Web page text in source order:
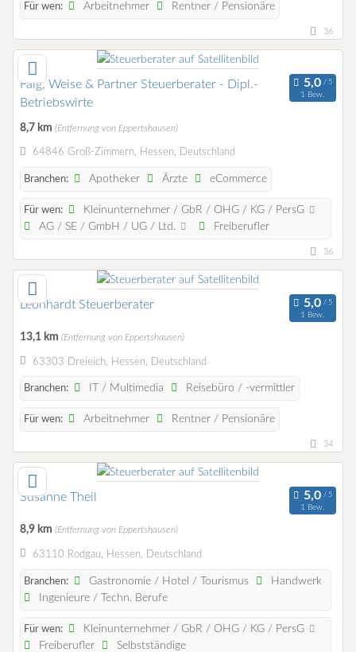
Für wen: Arbeitnehmer Rentner / Pensionäre
36
Faig, Weise & Partner Steuerberater - Dipl.-
Betriebswirte
1 Bew.
8,7 km (Entfernung von Eppertshausen)
64846 Groß-Zimmern, Hessen, Deutschland
Branchen: Apotheker Ärzte eCommerce
Für wen:
Kleinunternehmer / GbR / OHG / KG / PersG
AG / SE / GmbH / UG / Ltd.
Freiberufler
36
Leonhardt Steuerberater
1 Bew.
13,1 km (Entfernung von Eppertshausen)
63303 Dreieich, Hessen, Deutschland
Branchen: IT / Multimedia Reisebüro / -vermittler
Für wen: Arbeitnehmer Rentner / Pensionäre
34
Susanne Theil
1 Bew.
8,9 km (Entfernung von Eppertshausen)
63110 Rodgau, Hessen, Deutschland
Branchen: Gastronomie / Hotel / Tourismus
Handwerk
Ingenieure / Techn. Berufe
Für wen:
Kleinunternehmer / GbR / OHG / KG / PersG
Freiberufler
Selbstständige